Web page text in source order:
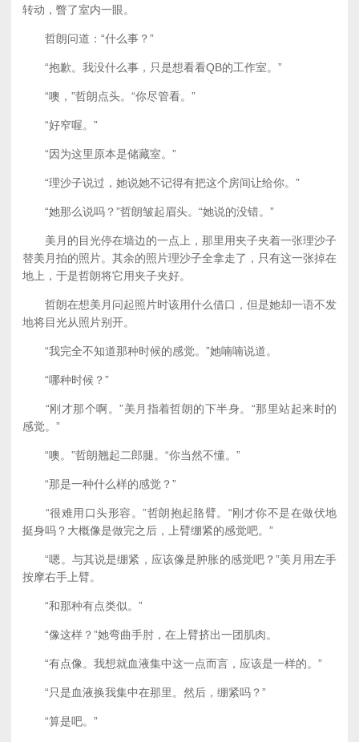
转动，瞥了室内一眼。
哲朗问道：“什么事？”
“抱歉。我没什么事，只是想看看QB的工作室。”
“噢，”哲朗点头。“你尽管看。”
“好窄喔。”
“因为这里原本是储藏室。”
“理沙子说过，她说她不记得有把这个房间让给你。”
“她那么说吗？”哲朗皱起眉头。“她说的没错。”
美月的目光停在墙边的一点上，那里用夹子夹着一张理沙子
替美月拍的照片。其余的照片理沙子全拿走了，只有这一张掉在
地上，于是哲朗将它用夹子夹好。
哲朗在想美月问起照片时该用什么借口，但是她却一语不发
地将目光从照片别开。
“我完全不知道那种时候的感觉。”她喃喃说道。
“哪种时候？”
“刚才那个啊。”美月指着哲朗的下半身。“那里站起来时的
感觉。”
“噢。”哲朗翘起二郎腿。“你当然不懂。”
“那是一种什么样的感觉？”
“很难用口头形容。”哲朗抱起胳臂。“刚才你不是在做伏地
挺身吗？大概像是做完之后，上臂绷紧的感觉吧。”
“嗯。与其说是绷紧，应该像是肿胀的感觉吧？”美月用左手
按摩右手上臂。
“和那种有点类似。”
“像这样？”她弯曲手肘，在上臂挤出一团肌肉。
“有点像。我想就血液集中这一点而言，应该是一样的。”
“只是血液换我集中在那里。然后，绷紧吗？”
“算是吧。”